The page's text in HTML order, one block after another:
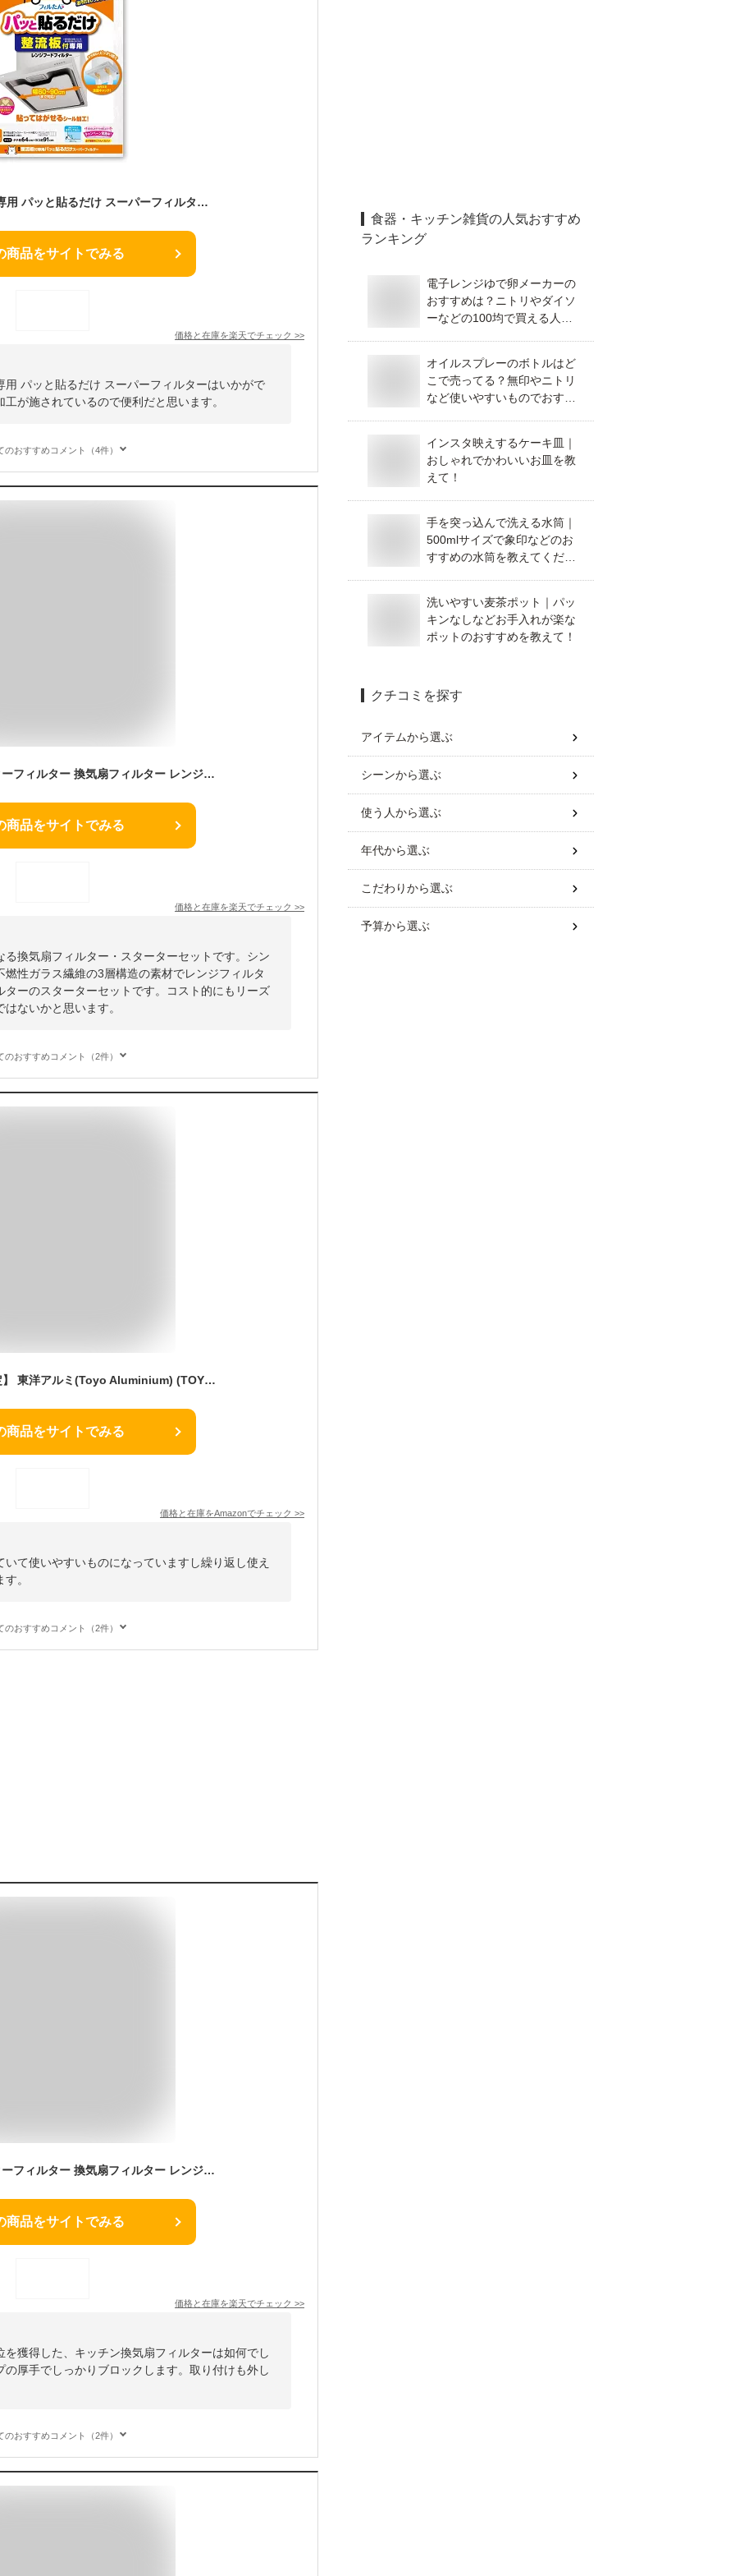
東洋アルミ 整流板付専用 パッと貼るだけ スーパーフィルター 1枚入り 厚手 幅60～90cmまで対応 貼ってはがせるシール加工 ( 4901987230748 )※パッケージ変更の場合あり
商品をサイトでみる
価格と在庫を楽天でチェック >>
パッと貼るだけ スーパーフィルターはいかがで
が施されているので便利だと思います。
のおすすめコメント（4件）
【楽天総合1位】 スターフィルター 換気扇フィルター レンジフードフィルター レンジフィルターカバー スターターセット 強力マグネット+交換フィルター3枚 シロッコファン 不燃性ガラス 繊維タイプ 特厚 1cm 新居 新築 節約 便利グッズ
商品をサイトでみる
価格と在庫を楽天でチェック >>
換気扇フィルター・スターターセットです。シン
性ガラス繊維の3層構造の素材でレンジフィルタ
ーのスターターセットです。コスト的にもリーズ
ないかと思います。
のおすすめコメント（2件）
【Amazon.co.jp 限定】 東洋アルミ(Toyo Aluminium) (TOYO ALUMINIUM) レンジカバー 白 約36x92.5cm パッと貼るだけカンタン幅90cm深型レンジフード用フィルター 9602 2個入 3個セット
商品をサイトでみる
価格と在庫をAmazonでチェック >>
て使いやすいものになっていますし繰り返し使え
。
のおすすめコメント（2件）
【楽天総合1位】 スターフィルター 換気扇フィルター レンジフードフィルター レンジフィルターカバー スターターセット 枠2枚+フィルター4枚 シロッコファン 不燃性ガラス 繊維タイプ 特厚 1cm 新居 新築 節約 便利グッズ
商品をサイトでみる
価格と在庫を楽天でチェック >>
獲得した、キッチン換気扇フィルターは如何でし
厚手でしっかりブロックします。取り付けも外し
のおすすめコメント（2件）
食器・キッチン雑貨の人気おすすめ
ランキング
電子レンジゆで卵メーカーの
おすすめは？ニトリやダイソ
ーなどの100均で買える人気
オイルスプレーのボトルはど
こで売ってる？無印やニトリ
など使いやすいものでおすす
インスタ映えするケーキ皿｜
おしゃれでかわいいお皿を教
えて！
手を突っ込んで洗える水筒｜
500mlサイズで象印などのお
すすめの水筒を教えてくださ
洗いやすい麦茶ポット｜パッ
キンなしなどお手入れが楽な
ポットのおすすめを教えて！
クチコミを探す
アイテムから選ぶ
シーンから選ぶ
使う人から選ぶ
年代から選ぶ
こだわりから選ぶ
予算から選ぶ